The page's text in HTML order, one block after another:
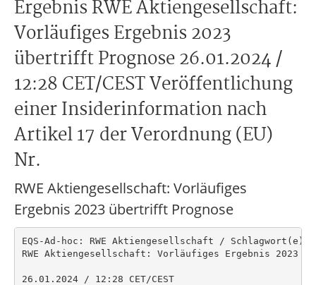
Ergebnis RWE Aktiengesellschaft:
Vorläufiges Ergebnis 2023
übertrifft Prognose 26.01.2024 /
12:28 CET/CEST Veröffentlichung
einer Insiderinformation nach
Artikel 17 der Verordnung (EU)
Nr.
RWE Aktiengesellschaft: Vorläufiges
Ergebnis 2023 übertrifft Prognose
EQS-Ad-hoc: RWE Aktiengesellschaft /
RWE Aktiengesellschaft: Vorläufiges Ergebnis 2023
26.01.2024 / 12:28 CET/CEST